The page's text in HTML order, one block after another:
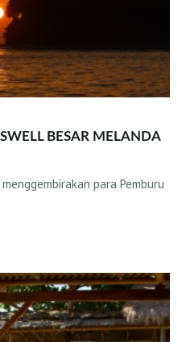
BESAR MELANDA
para Pemburu